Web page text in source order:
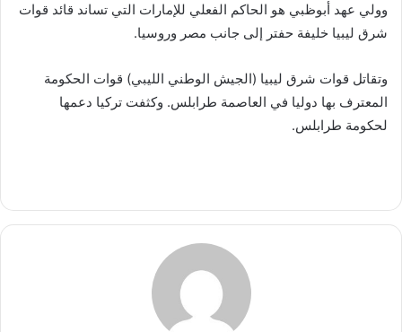
وولي عهد أبوظبي هو الحاكم الفعلي للإمارات التي تساند قائد قوات
شرق ليبيا خليفة حفتر إلى جانب مصر وروسيا.
وتقاتل قوات شرق ليبيا (الجيش الوطني الليبي) قوات الحكومة
المعترف بها دوليا في العاصمة طرابلس. وكثفت تركيا دعمها
لحكومة طرابلس.